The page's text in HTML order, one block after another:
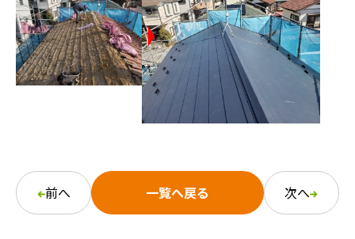
前へ 一覧へ戻る 次へ